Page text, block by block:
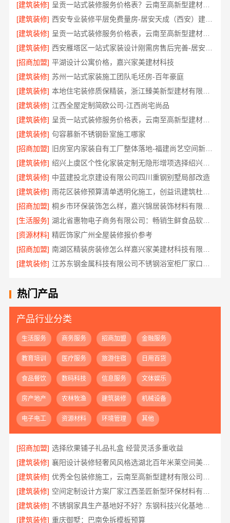
[建筑装修]
呈贡一站式装修服务价格表？云南至高新型建材有限公司
[建筑装修]
西安专业装修平层免费量房-居安天成（西安）建筑工程有限责任公司
[建筑装修]
呈贡一站式装修服务价格表，云南至高新型建材有限公司
[建筑装修]
[招商加盟] 平湖设计公寓价格，嘉兴家美建材科技
[建筑装修] 苏州一站式家装施工团队毛坯房-百年豪庭
[建筑装修]
[建筑装修] 江西全屋定制简欧公司-江西尚宅尚品
[建筑装修]
呈贡一站式装修服务价格表，云南至高新型建材有限公司
[建筑装修] 句容慕新不锈钢卧室施工哪家
[招商加盟]
旧房室内家装自有工厂整体落地-福建尚艺空间新材料科技有限公司
[建筑装修]
绍兴上虞区个性化家装定制无隐形增项选择绍兴卓鑫装饰材料有限公司
[建筑装修] 中蓝建投北京建设有限公司四川重钢别墅局部改造
[建筑装修]
[招商加盟]
[生活服务]
湖北省惠物电子商务有限公司：畅销生鲜食品软件功能
[资源材料] 精匠饰家广州全屋装修报价参考
[招商加盟]
[建筑装修]
热门产品
产品行业分类
生活服务 商务服务 招商加盟 金融服务
教育培训 医疗服务 旅游住宿 日用百货
食品餐饮 数码科技 信息服务 文体娱乐
房产地产 农林牧渔 建筑装修 机械设备
电子电工 资源材料 环境管理 其他
[招商加盟] 选择欣果铺子礼品礼盒 经营灵活多重收益
[建筑装修]
襄阳设计装修轻奢风风格选湖北百年米莱空间美学装饰材料有限公司
[建筑装修]
[建筑装修]
[建筑装修]
[建筑装修] 重庆御墅：巴南免拆模板预算